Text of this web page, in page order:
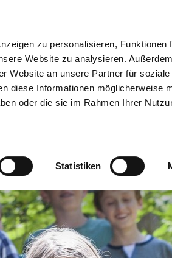
zu personalisieren, Funktionen
Website zu analysieren.
Website an unsere Partner für
diese Informationen möglicherweise
oder die sie im Rahmen Ihrer
Statistiken